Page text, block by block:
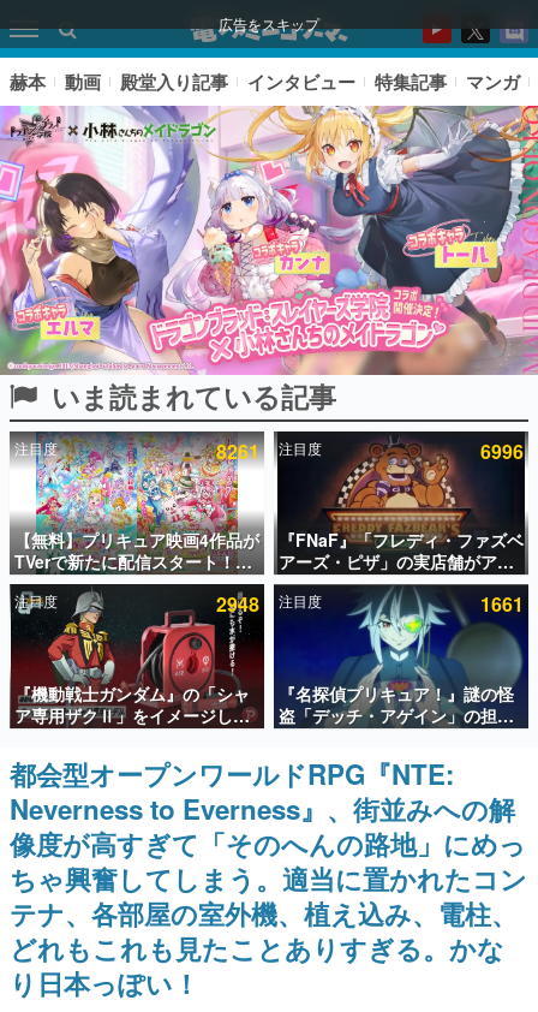
広告をスキップ
ピックアップ
電ファミのいま読まれている記事ランキング
アプリセール情報
インタビュー
連載・特集一覧
殿堂入り記事
SNS拡散数が数千以上！ ページビュー数万以上！ などな
ど。多くの人々に読まれた、電ファミ渾身の“殿堂入り”記
事をまとめました。
ゲームの企画書
名作ゲームクリエイターの方々に製作時のエピソードをお
聞きし、ヒットする企画（ゲーム）とは何か？を探ってい
赫本
この物語を解いてはいけない。『赫本』は、〈試験問題〉
の形をした短編ホラー小説集です。
新世代に訊く
これからのデジタルゲーム市場を担う若きクリエイター達
の姿を追い、彼らのルーツと情熱を探っていきます。
赫本 動画 殿堂入り記事 インタビュー 特集記事 マンガ
いま読まれている記事
注目度 8261
【無料】プリキュア映画4作品が
TVerで新たに配信スタート！な
んと2018年～2024年の映画ほぼ
すべてが見放題に、ぶっちゃけ
ありえないラインナップ
注目度 6996
『FNaF』「フレディ・ファズベ
アーズ・ピザ」の実店舗がアメ
リカの商業施設「American
Dream」に2027年オープン！
ScottGamesとの共同開発、食
事だけでなくステージショーや
没入型のホラー体験も楽しめる
注目度 2948
『機動戦士ガンダム』の「シャ
ア専用ザクⅡ」をイメージした
散水ホースリールが予約開始。
本体にはシャアのパーソナルマ
ークやジオン公国軍のエンブレ
ム、型式番号などを配置
注目度 1661
『名探偵プリキュア！』謎の怪
盗「デッチ・アゲイン」の担当
キャストは天﨑滉平さんと判
明。『Re:ゼロから始める異世
界生活』オットー役、『ヒプノ
シスマイク』山田三郎役など
都会型オープンワールドRPG『NTE:
Neverness to Everness』、街並みへの解
像度が高すぎて「そのへんの路地」にめっ
ちゃ興奮してしまう。適当に置かれたコン
テナ、各部屋の室外機、植え込み、電柱、
どれもこれも見たことありすぎる。かな
り日本っぽい！